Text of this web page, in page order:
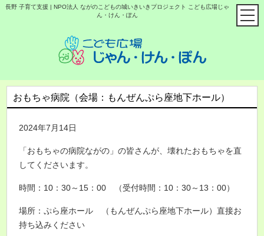
長野 子育て支援 | NPO法人 ながのこどもの城いきいきプロジェクト こども広場じゃ
ん・けん・ぽん
おもちゃ病院（会場：もんぜんぷら座地下ホール）
2024年7月14日
「おもちゃの病院ながの」の皆さんが、壊れたおもちゃを直
してくださいます。
時間：10：30～15：00 （受付時間：10：30～13：00）
場所：ぷら座ホール （もんぜんぷら座地下ホール）直接お
持ち込みください